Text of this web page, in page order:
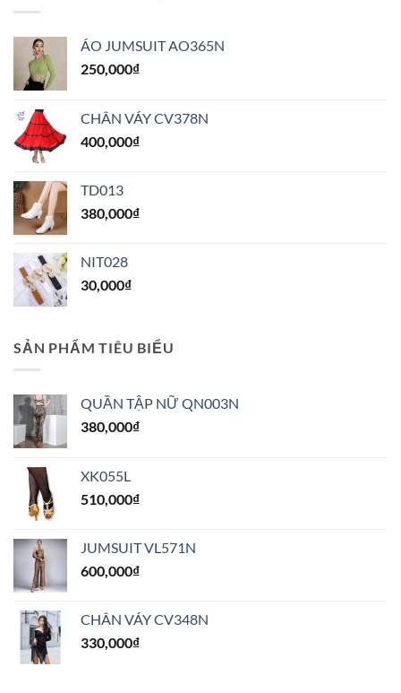
ÁO JUMSUIT AO365N
250,000₫
CHÂN VÁY CV378N
400,000₫
TD013
380,000₫
NIT028
30,000₫
SẢN PHẨM TIÊU BIỂU
QUẦN TẬP NỮ QN003N
380,000₫
XK055L
510,000₫
JUMSUIT VL571N
600,000₫
CHÂN VÁY CV348N
330,000₫